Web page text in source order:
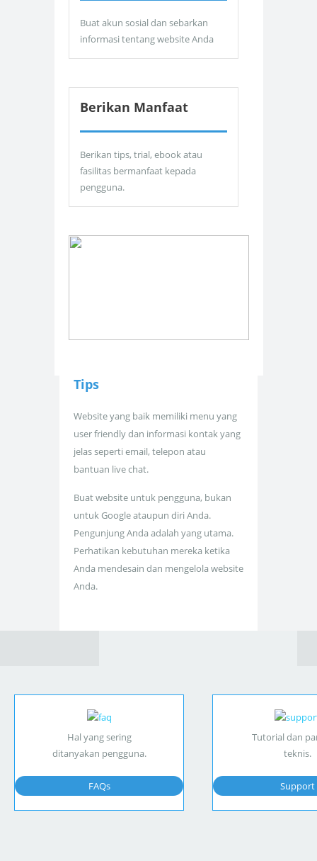
Buat akun sosial dan sebarkan
informasi tentang website Anda
Berikan Manfaat
Berikan tips, trial, ebook atau
fasilitas bermanfaat kepada
pengguna.
Tips
Website yang baik memiliki menu yang
user friendly dan informasi kontak yang
jelas seperti email, telepon atau
bantuan live chat.
Buat website untuk pengguna, bukan
untuk Google ataupun diri Anda.
Pengunjung Anda adalah yang utama.
Perhatikan kebutuhan mereka ketika
Anda mendesain dan mengelola website
Anda.
Hal yang sering
ditanyakan pengguna.
FAQs
Tutorial dan
teknis.
Support